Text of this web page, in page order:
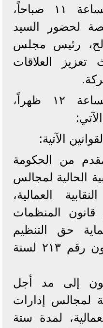
الجلسة الأولى: الساعة ١١ صباحاً،
لحضور السيد
رئيس مجلس
تعزيز العلاقات
الجلسة الثانية: الساعة ١٢ ظهراً،
الآتية:
من الحكومة
الحالية لمجالس
العمالية،
المنظمات
حق التنظيم
النقابي الصادر بالقانون رقم ٢١٣ لسنة
إلى مد أجل
لمجالس إدارات
لمدة ستة